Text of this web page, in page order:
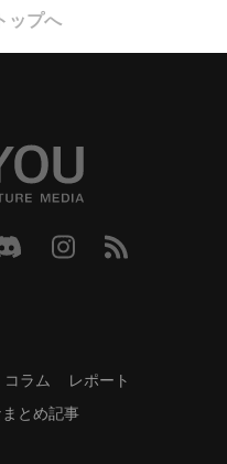
ップへ
コラム
レポート
とめ記事